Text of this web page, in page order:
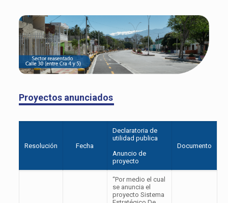
Proyectos anunciados
Resolución Fecha
Declaratoria de
utilidad publica
Anuncio de
proyecto
Documento
“Por medio el cual
se anuncia el
proyecto Sistema